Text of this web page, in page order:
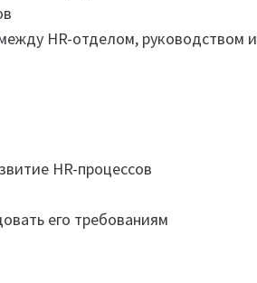
HR-отделом, руководством и
HR-процессов
его требованиям